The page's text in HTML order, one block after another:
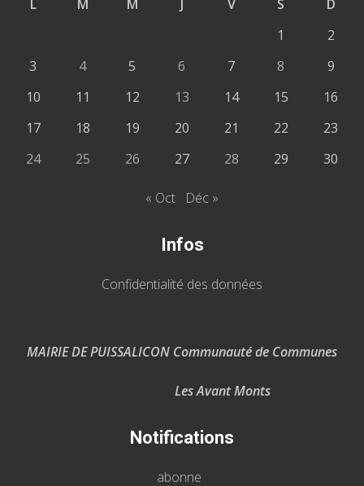
L
M M J V S
D
1
2
3
4 5 6 7 8
9
10
11 12 13 14 15
16
17
18 19 20 21 22
23
24
25 26 27 28 29 30
« Oct Déc »
Infos
Confidentialité des données
MAIRIE DE PUISSALICON Communauté de Communes
Les Avant Monts
Notifications
abonne